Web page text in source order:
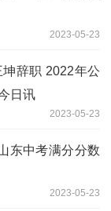
2023-05-23
辞职 2022年公
日讯
2023-05-23
东中考满分分数
2023-05-23